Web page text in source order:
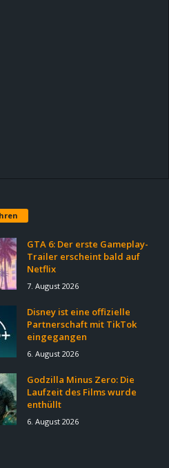
GTA 6: Der erste Gameplay-
Trailer erscheint bald auf
Netflix
7. August 2026
Disney ist eine offizielle
Partnerschaft mit TikTok
eingegangen
6. August 2026
Godzilla Minus Zero: Die
Laufzeit des Films wurde
enthüllt
6. August 2026